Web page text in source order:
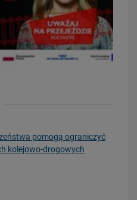
pomogą ograniczyć
kolejowo-drogowych